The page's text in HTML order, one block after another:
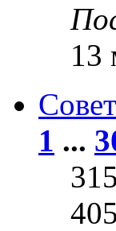
13
1 ...
315